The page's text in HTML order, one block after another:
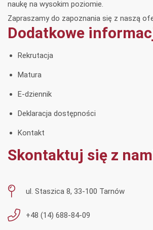
naukę na wysokim poziomie.
Zapraszamy do zapoznania się z naszą
Dodatkowe
Rekrutacja
Matura
E-dziennik
Deklaracja dostępności
Kontakt
Skontaktuj się z
ul. Staszica 8, 33-100 Tarnów
+48 (14) 688-84-09